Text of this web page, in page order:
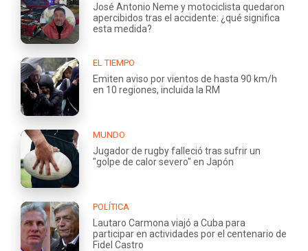
José Antonio Neme y motociclista quedaron
apercibidos tras el accidente: ¿qué significa
esta medida?
EL TIEMPO
Emiten aviso por vientos de hasta 90 km/h
en 10 regiones, incluida la RM
MUNDO
Jugador de rugby falleció tras sufrir un
"golpe de calor severo" en Japón
POLÍTICA
Lautaro Carmona viajó a Cuba para
participar en actividades por el centenario de
Fidel Castro